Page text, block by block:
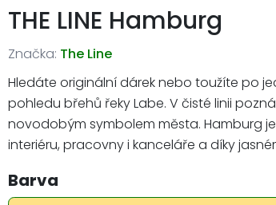
THE LINE Hamburg
Značka: The Line
Hledáte originální dárek nebo toužíte po
pohledu břehů řeky Labe. V čisté linii
novodobým symbolem města. Hamburg
interiéru, pracovny i kanceláře a díky
Barva